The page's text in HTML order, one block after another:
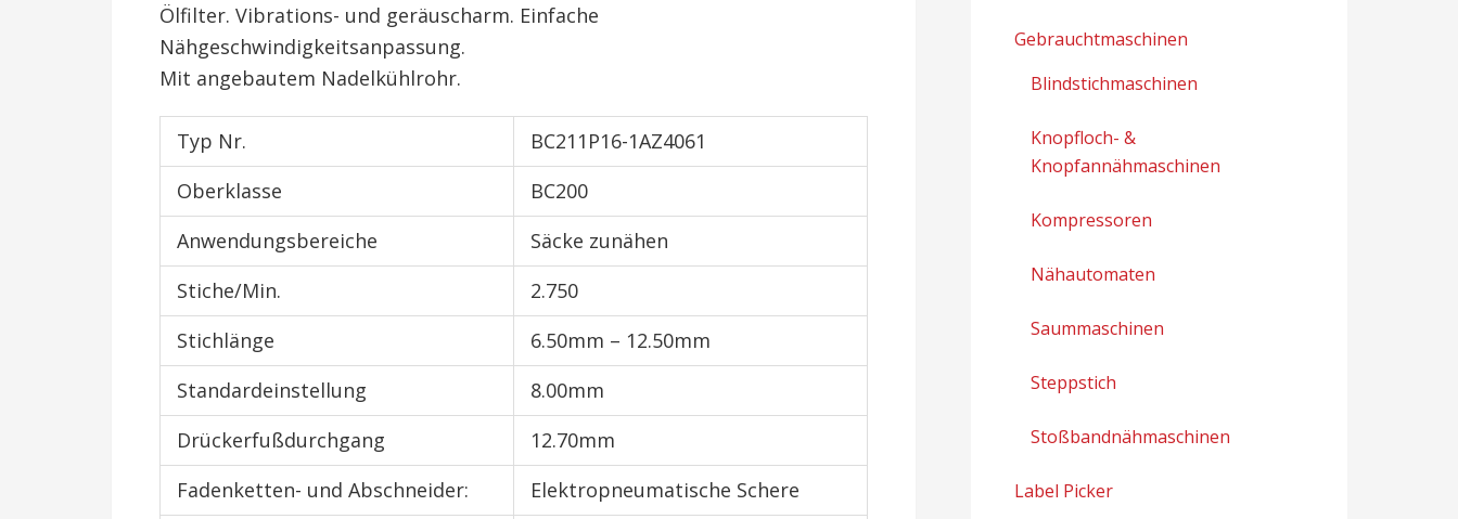
Ölfilter. Vibrations- und geräuscharm. Einfache
Nähgeschwindigkeitsanpassung.
Mit angebautem Nadelkühlrohr.
Typ Nr.
BC211P16-1AZ4061
Oberklasse
BC200
Anwendungsbereiche
Säcke zunähen
Stiche/Min.
2.750
Stichlänge
6.50mm – 12.50mm
Standardeinstellung
8.00mm
Drückerfußdurchgang
12.70mm
Fadenketten- und Abschneider:
Elektropneumatische Schere
Gebrauchtmaschinen
Blindstichmaschinen
Knopfloch- &
Knopfannähmaschinen
Kompressoren
Nähautomaten
Saummaschinen
Steppstich
Stoßbandnähmaschinen
Label Picker